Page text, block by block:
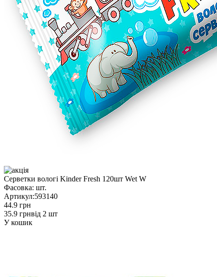
Серветки вологі Kinder Fresh 120шт Wet W
Фасовка: шт.
Артикул:593140
44.9 грн
35.9 грнвід 2 шт
У кошик